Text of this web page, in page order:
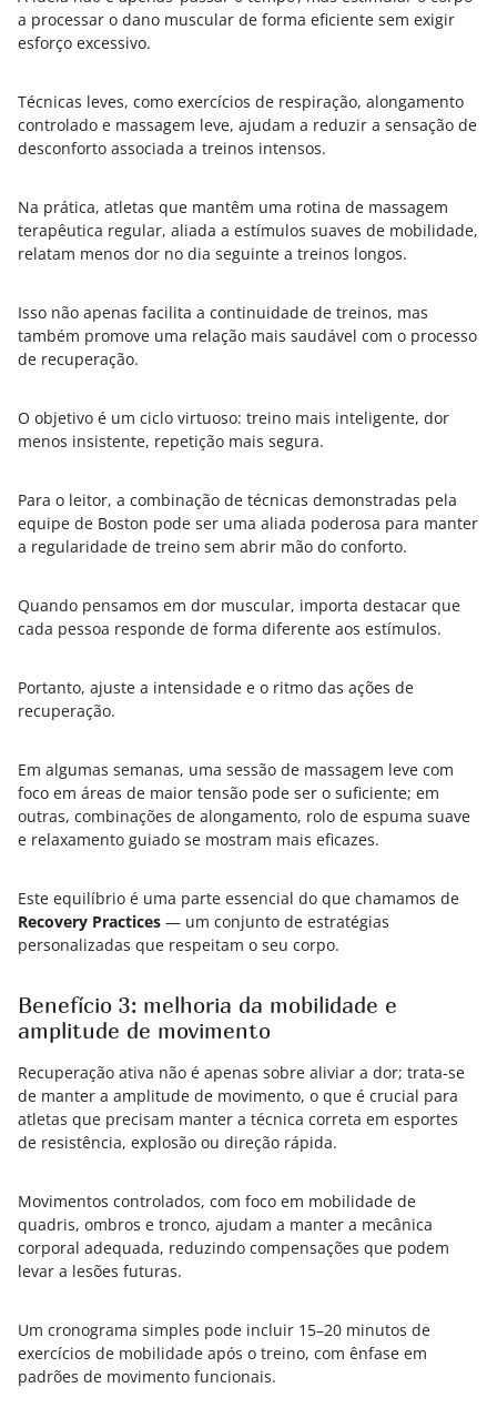
a processar o dano muscular de forma eficiente sem exigir
esforço excessivo.
Técnicas leves, como exercícios de respiração, alongamento
controlado e massagem leve, ajudam a reduzir a sensação de
desconforto associada a treinos intensos.
Na prática, atletas que mantêm uma rotina de massagem
terapêutica regular, aliada a estímulos suaves de mobilidade,
relatam menos dor no dia seguinte a treinos longos.
Isso não apenas facilita a continuidade de treinos, mas
também promove uma relação mais saudável com o processo
de recuperação.
O objetivo é um ciclo virtuoso: treino mais inteligente, dor
menos insistente, repetição mais segura.
Para o leitor, a combinação de técnicas demonstradas pela
equipe de Boston pode ser uma aliada poderosa para manter
a regularidade de treino sem abrir mão do conforto.
Quando pensamos em dor muscular, importa destacar que
cada pessoa responde de forma diferente aos estímulos.
Portanto, ajuste a intensidade e o ritmo das ações de
recuperação.
Em algumas semanas, uma sessão de massagem leve com
foco em áreas de maior tensão pode ser o suficiente; em
outras, combinações de alongamento, rolo de espuma suave
e relaxamento guiado se mostram mais eficazes.
Este equilíbrio é uma parte essencial do que chamamos de
Recovery Practices — um conjunto de estratégias
personalizadas que respeitam o seu corpo.
Benefício 3: melhoria da mobilidade e
amplitude de movimento
Recuperação ativa não é apenas sobre aliviar a dor; trata-se
de manter a amplitude de movimento, o que é crucial para
atletas que precisam manter a técnica correta em esportes
de resistência, explosão ou direção rápida.
Movimentos controlados, com foco em mobilidade de
quadris, ombros e tronco, ajudam a manter a mecânica
corporal adequada, reduzindo compensações que podem
levar a lesões futuras.
Um cronograma simples pode incluir 15–20 minutos de
exercícios de mobilidade após o treino, com ênfase em
padrões de movimento funcionais.